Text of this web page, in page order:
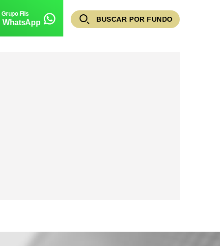
WhatsApp BUSCAR POR FUNDO